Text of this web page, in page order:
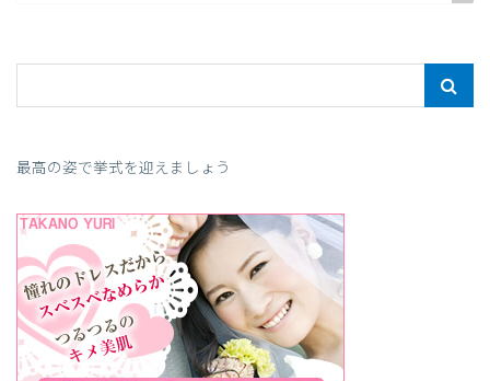
最高の姿で挙式を迎えましょう